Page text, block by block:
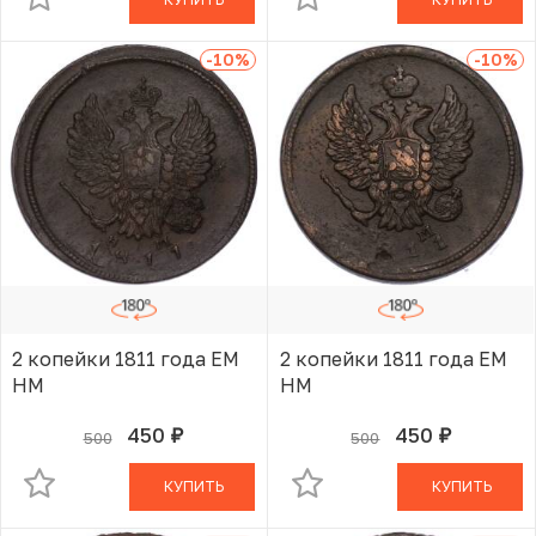
-10%
2 копейки 1811 года ЕМ
НМ
500 450 руб.
В КОРЗИНЕ
КУПИТЬ
-10%
2 копейки 1811 года ЕМ
НМ
500 450 руб.
В КОРЗИНЕ
КУПИТЬ